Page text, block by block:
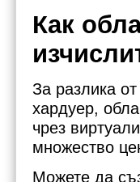
Как
За разлика
хардуер,
чрез
множество
Можете да